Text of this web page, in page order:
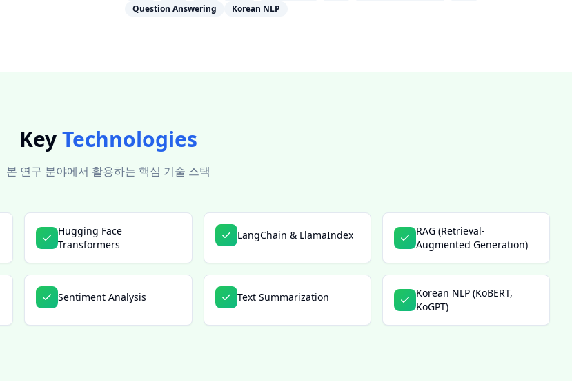
Question Answering
Korean NLP
KeyTechnologies
본 연구 분야에서 활용하는 핵심 기술 스택
Hugging Face
Transformers
LangChain & LlamaIndex
RAG (Retrieval-
Augmented Generation)
Sentiment Analysis Text Summarization
Korean NLP (KoBERT,
KoGPT)